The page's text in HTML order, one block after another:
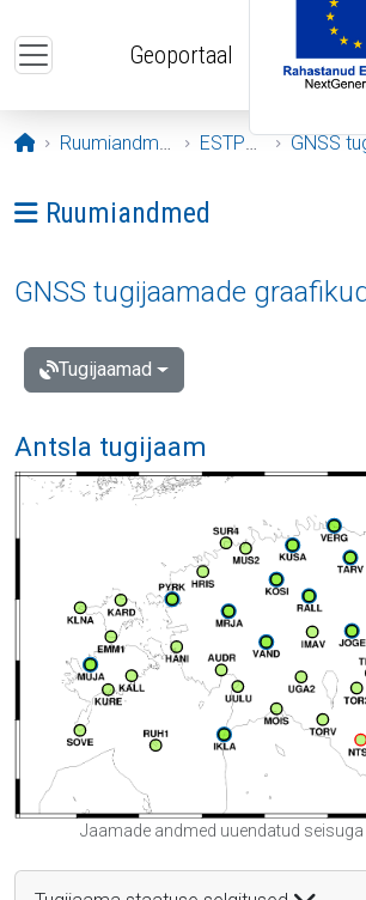
Geoportaal
Avaleht
Ruumiandmed ESTPOS GNSS
Ava menüü: Ruumiandmed
Ruumiandmed
GNSS tugijaamade graafikud
Tugijaamad
Antsla tugijaam
Jaamade andmed uuendatud